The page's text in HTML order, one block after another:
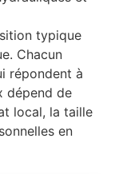
typique
Chacun
répondent à
dépend de
local, la taille
en